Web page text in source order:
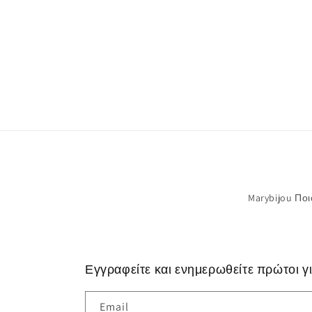
Marybijou
Εγγραφείτε και ενημερωθείτε πρώτοι
Email